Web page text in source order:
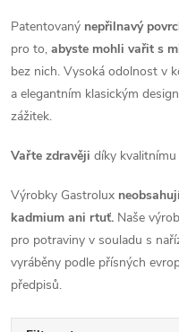
Patentovaný nepřilnavý
pro to, abyste mohli vařit s
bez nich. Vysoká odolnost v
a elegantním klasickým
zážitek.
Vařte zdravěji díky
Výrobky Gastrolux
kadmium ani rtuť. Naše
pro potraviny v souladu s
vyráběny podle přísných
předpisů.